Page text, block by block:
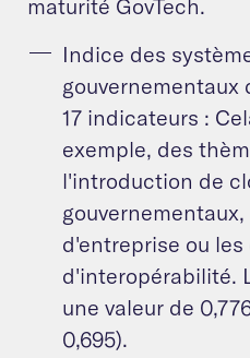
maturité GovTech.
Indice des
gouvernementaux
17 indicateurs :
exemple, des
l'introduction de
d'entreprise ou les
d'interopérabilité.
une valeur de
0,695).